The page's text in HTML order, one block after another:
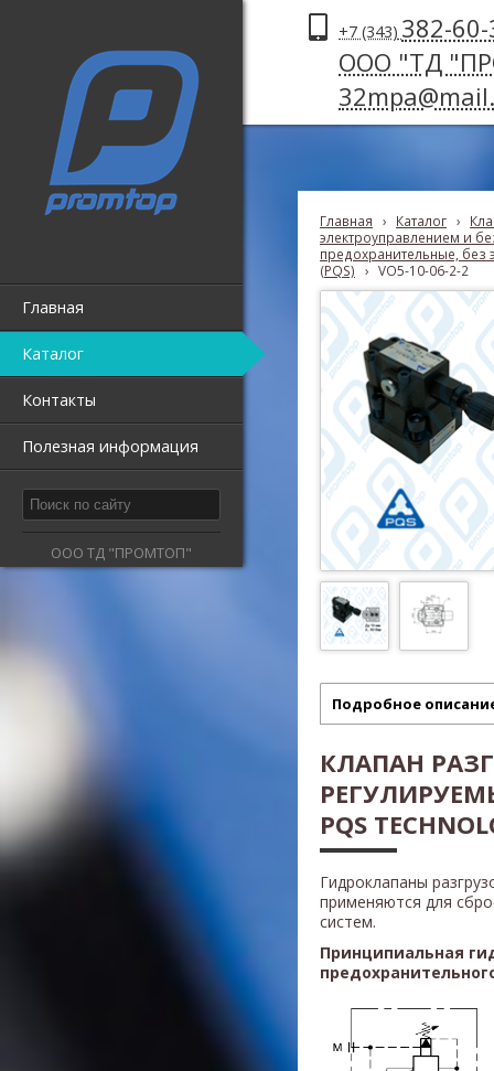
Главная
Каталог
Контакты
Полезная информация
ООО ТД "ПРОМТОП"
+7 (343) 382-
ООО "ТД
Главная › Каталог ›
электроуправлением и
предохранительные, без
(PQS)
› VO5-10-06-2-2
Подробное
КЛАПАН
PQS
Гидроклапаны
применяются для
систем.
Принципиальная